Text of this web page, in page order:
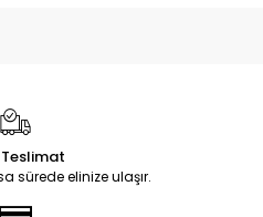
Teslimat
sürede elinize ulaşır.